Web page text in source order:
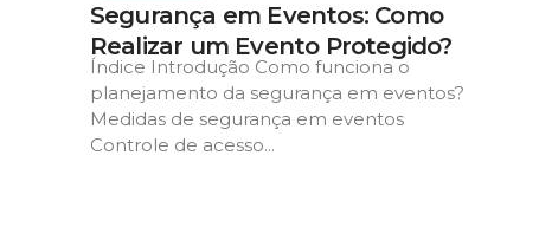
Segurança em Eventos: Como
Realizar um Evento Protegido?
Índice Introdução Como funciona o
planejamento da segurança em eventos?
Medidas de segurança em eventos
Controle de acesso...